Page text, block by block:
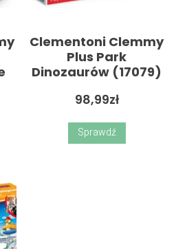
Clementoni Clemmy
Plus Park
Dinozaurów (17079)
98,99zł
Sprawdź